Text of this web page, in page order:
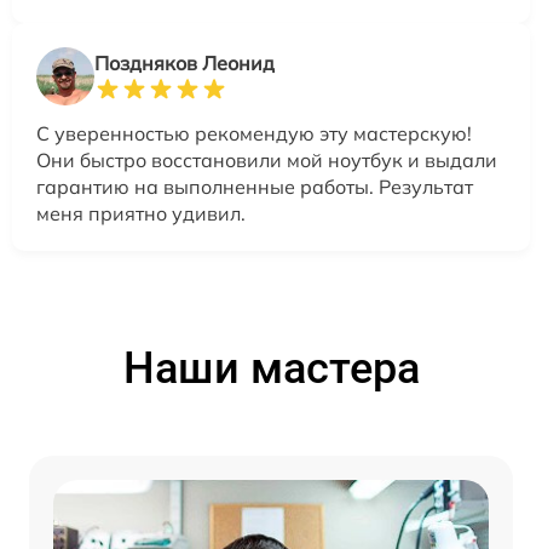
Поздняков Леонид
С уверенностью рекомендую эту мастерскую!
Они быстро восстановили мой ноутбук и выдали
гарантию на выполненные работы. Результат
меня приятно удивил.
Наши мастера